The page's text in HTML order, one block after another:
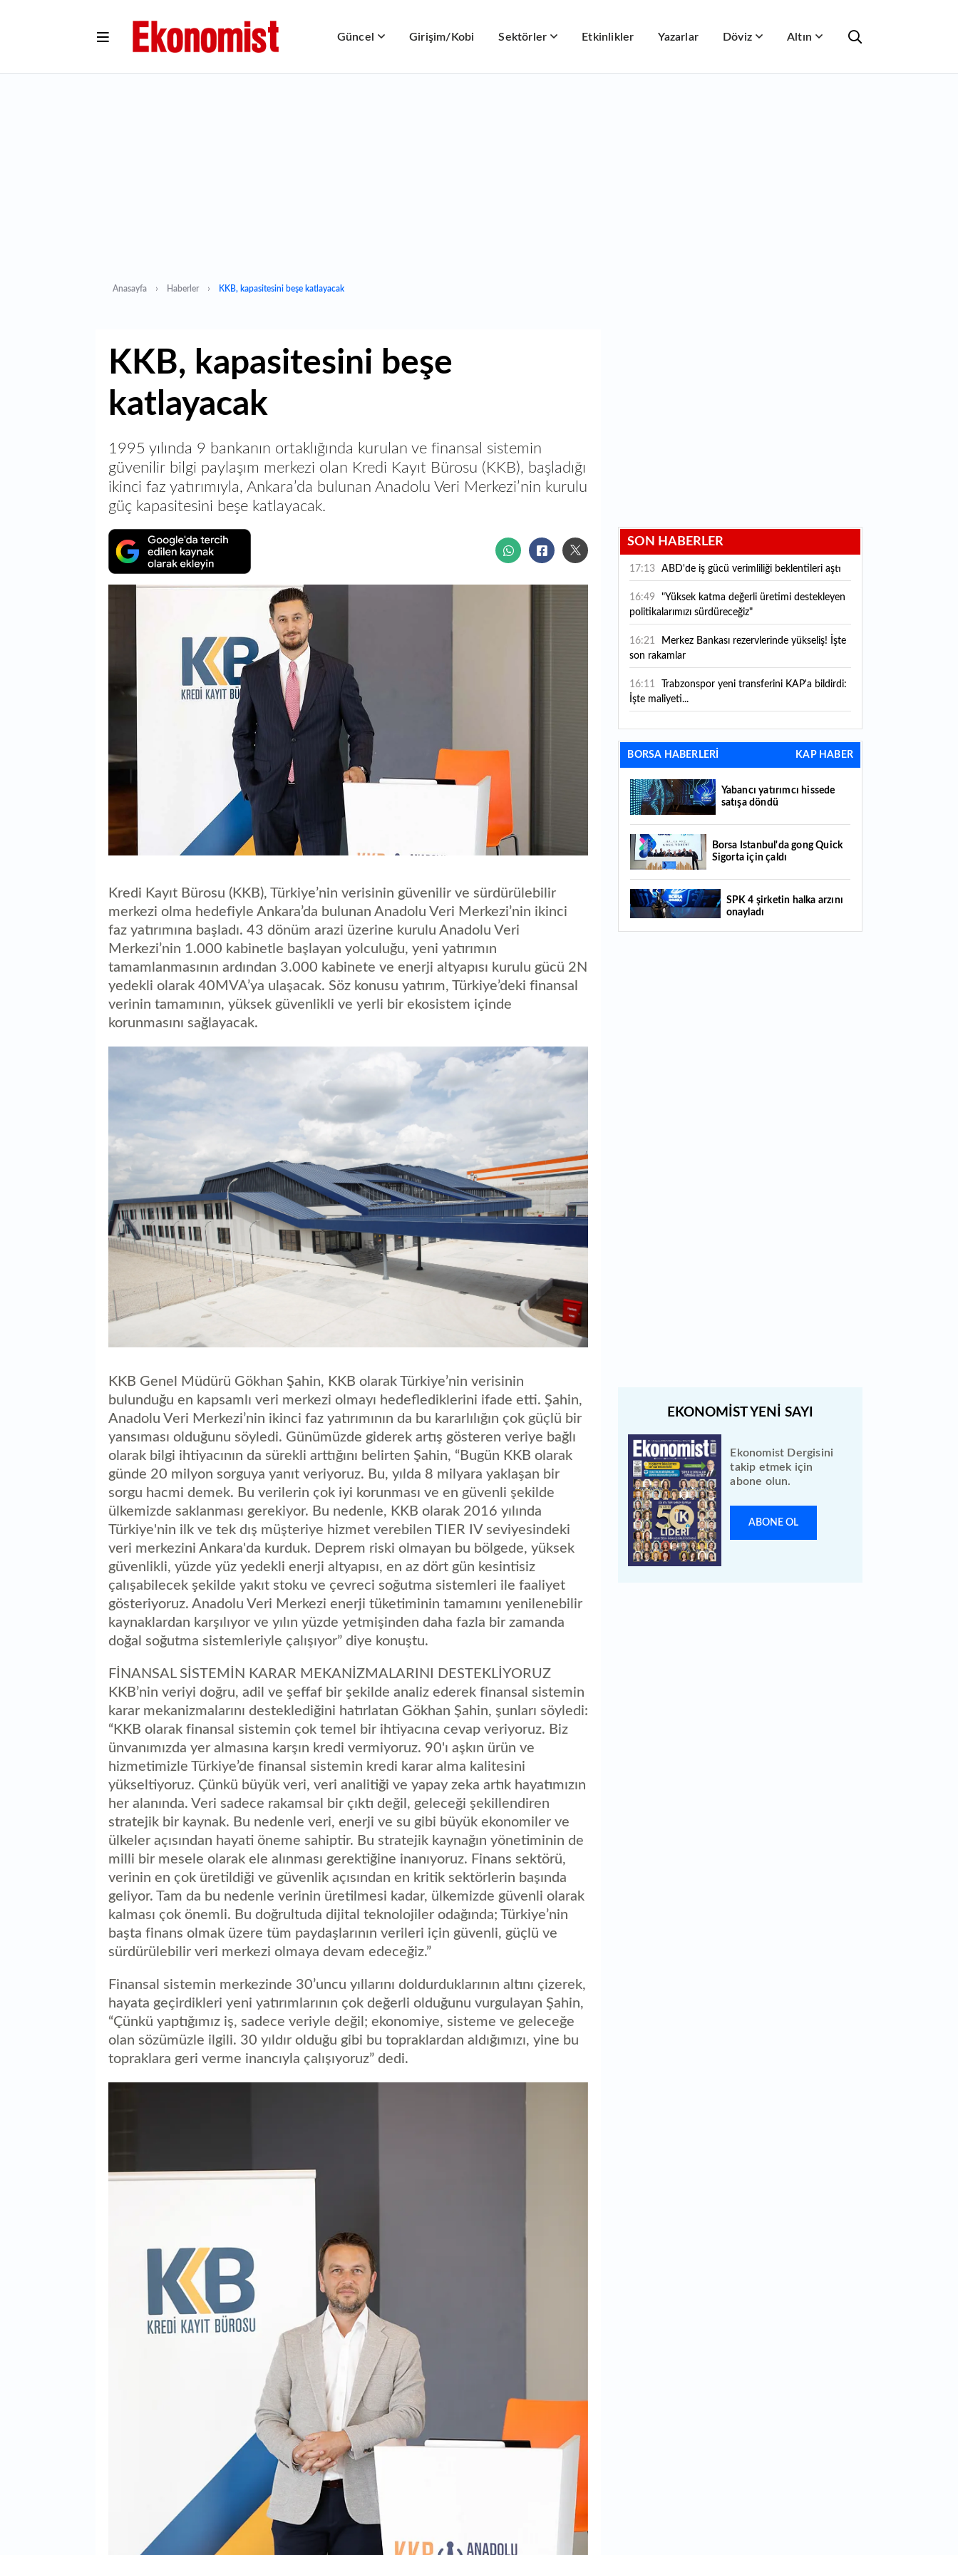
Güncel Girişim/Kobi Sektörler Etkinlikler Yazarlar Döviz Altın
Anasayfa Haberler KKB, kapasitesini beşe katlayacak
KKB, kapasitesini beşe
katlayacak
1995 yılında 9 bankanın ortaklığında kurulan ve finansal sistemin
güvenilir bilgi paylaşım merkezi olan Kredi Kayıt Bürosu (KKB), başladığı
ikinci faz yatırımıyla, Ankara’da bulunan Anadolu Veri Merkezi’nin kurulu
güç kapasitesini beşe katlayacak.
Kredi Kayıt Bürosu (KKB), Türkiye’nin verisinin güvenilir ve sürdürülebilir
merkezi olma hedefiyle Ankara’da bulunan Anadolu Veri Merkezi’nin ikinci
faz yatırımına başladı. 43 dönüm arazi üzerine kurulu Anadolu Veri
Merkezi’nin 1.000 kabinetle başlayan yolculuğu, yeni yatırımın
tamamlanmasının ardından 3.000 kabinete ve enerji altyapısı kurulu gücü 2N
yedekli olarak 40MVA’ya ulaşacak. Söz konusu yatırım, Türkiye’deki finansal
verinin tamamının, yüksek güvenlikli ve yerli bir ekosistem içinde
korunmasını sağlayacak.
KKB Genel Müdürü Gökhan Şahin, KKB olarak Türkiye’nin verisinin
bulunduğu en kapsamlı veri merkezi olmayı hedeflediklerini ifade etti. Şahin,
Anadolu Veri Merkezi’nin ikinci faz yatırımının da bu kararlılığın çok güçlü bir
yansıması olduğunu söyledi. Günümüzde giderek artış gösteren veriye bağlı
olarak bilgi ihtiyacının da sürekli arttığını belirten Şahin, “Bugün KKB olarak
günde 20 milyon sorguya yanıt veriyoruz. Bu, yılda 8 milyara yaklaşan bir
sorgu hacmi demek. Bu verilerin çok iyi korunması ve en güvenli şekilde
ülkemizde saklanması gerekiyor. Bu nedenle, KKB olarak 2016 yılında
Türkiye'nin ilk ve tek dış müşteriye hizmet verebilen TIER IV seviyesindeki
veri merkezini Ankara'da kurduk. Deprem riski olmayan bu bölgede, yüksek
güvenlikli, yüzde yüz yedekli enerji altyapısı, en az dört gün kesintisiz
çalışabilecek şekilde yakıt stoku ve çevreci soğutma sistemleri ile faaliyet
gösteriyoruz. Anadolu Veri Merkezi enerji tüketiminin tamamını yenilenebilir
kaynaklardan karşılıyor ve yılın yüzde yetmişinden daha fazla bir zamanda
doğal soğutma sistemleriyle çalışıyor” diye konuştu.
FİNANSAL SİSTEMİN KARAR MEKANİZMALARINI DESTEKLİYORUZ
KKB’nin veriyi doğru, adil ve şeffaf bir şekilde analiz ederek finansal sistemin
karar mekanizmalarını desteklediğini hatırlatan Gökhan Şahin, şunları söyledi:
“KKB olarak finansal sistemin çok temel bir ihtiyacına cevap veriyoruz. Biz
ünvanımızda yer almasına karşın kredi vermiyoruz. 90'ı aşkın ürün ve
hizmetimizle Türkiye’de finansal sistemin kredi karar alma kalitesini
yükseltiyoruz. Çünkü büyük veri, veri analitiği ve yapay zeka artık hayatımızın
her alanında. Veri sadece rakamsal bir çıktı değil, geleceği şekillendiren
stratejik bir kaynak. Bu nedenle veri, enerji ve su gibi büyük ekonomiler ve
ülkeler açısından hayati öneme sahiptir. Bu stratejik kaynağın yönetiminin de
milli bir mesele olarak ele alınması gerektiğine inanıyoruz. Finans sektörü,
verinin en çok üretildiği ve güvenlik açısından en kritik sektörlerin başında
geliyor. Tam da bu nedenle verinin üretilmesi kadar, ülkemizde güvenli olarak
kalması çok önemli. Bu doğrultuda dijital teknolojiler odağında; Türkiye’nin
başta finans olmak üzere tüm paydaşlarının verileri için güvenli, güçlü ve
sürdürülebilir veri merkezi olmaya devam edeceğiz.”
Finansal sistemin merkezinde 30’uncu yıllarını doldurduklarının altını çizerek,
hayata geçirdikleri yeni yatırımlarının çok değerli olduğunu vurgulayan Şahin,
“Çünkü yaptığımız iş, sadece veriyle değil; ekonomiye, sisteme ve geleceğe
olan sözümüzle ilgili. 30 yıldır olduğu gibi bu topraklardan aldığımızı, yine bu
topraklara geri verme inancıyla çalışıyoruz” dedi.
SON HABERLER
17:13 ABD'de iş gücü verimliliği beklentileri aştı
16:49
"Yüksek katma değerli üretimi destekleyen
politikalarımızı sürdüreceğiz"
16:21
son rakamlar
16:11
İşte maliyeti...
16:09 TMO 2026-2027 fındık alım fiyatlarını
açıkladı!
geriledi
15:07 Yabancı yatırımcı hissede satışa döndü
14:39
liraya geriledi
14:29 Türkiye'de her 4 kişiden 3'ü internet
bankacılığı kullanıyor
14:26 Türkiye'nin 2026 dijital karnesi: En çok
BORSA HABERLERİ KAP HABER
Yabancı yatırımcı hissede
satışa döndü
Borsa İstanbul'da gong Quick
Sigorta için çaldı
SPK 4 şirketin halka arzını
onayladı
Ekonomist Dergisini
takip etmek için
abone olun.
ABONE OL